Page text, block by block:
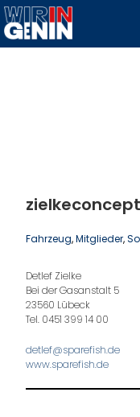
Fahrzeug, Mitglieder,
Detlef Zielke
Bei der Gasanstalt 5
23560 Lübeck
Tel. 0451 399 14 00
detlef@sparefish.de
www.sparefish.de